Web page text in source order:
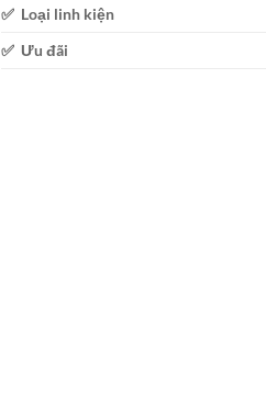
✅ Loại linh kiện
✅ Ưu đãi